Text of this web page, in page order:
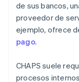
de sus bancos,
proveedor de
ejemplo, ofrece
pago.
CHAPS suele
procesos